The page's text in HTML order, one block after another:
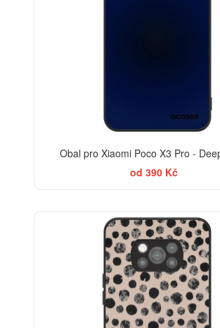
Obal pro Xiaomi Poco X3 Pro -
od 390 Kč